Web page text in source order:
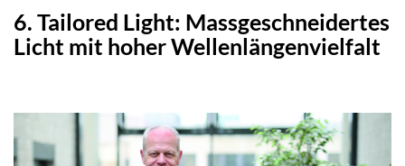
6. Tailored Light: Massgeschneidertes
Licht mit hoher Wellenlängenvielfalt